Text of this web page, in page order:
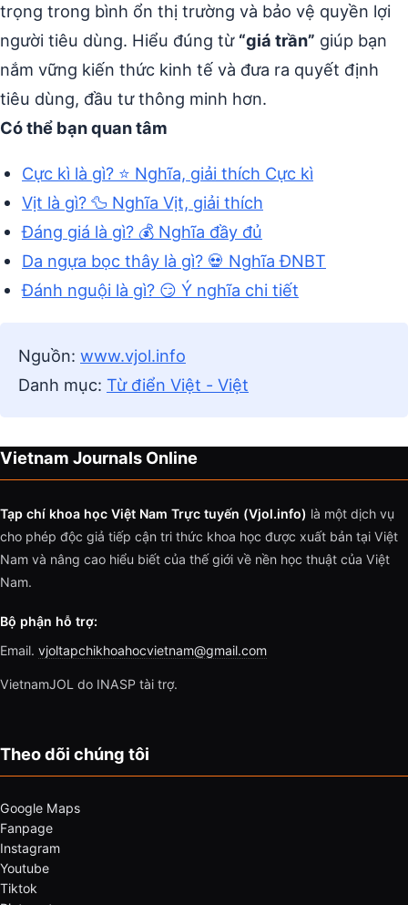
trọng trong bình ổn thị trường và bảo vệ quyền lợi
người tiêu dùng. Hiểu đúng từ “giá trần” giúp bạn
nắm vững kiến thức kinh tế và đưa ra quyết định
tiêu dùng, đầu tư thông minh hơn.
Có thể bạn quan tâm
Cực kì là gì? ⭐ Nghĩa, giải thích Cực kì
Vịt là gì? 🦆 Nghĩa Vịt, giải thích
Đáng giá là gì? 💰 Nghĩa đầy đủ
Da ngựa bọc thây là gì? 💀 Nghĩa ĐNBT
Đánh nguội là gì? 😏 Ý nghĩa chi tiết
Nguồn: www.vjol.info
Danh mục: Từ điển Việt - Việt
Vietnam Journals Online
Tạp chí khoa học Việt Nam Trực tuyến (Vjol.info) là một dịch vụ
cho phép độc giả tiếp cận tri thức khoa học được xuất bản tại Việt
Nam và nâng cao hiểu biết của thế giới về nền học thuật của Việt
Nam.
Bộ phận hỗ trợ:
Email. vjoltapchikhoahocvietnam@gmail.com
VietnamJOL do INASP tài trợ.
Theo dõi chúng tôi
Google Maps
Fanpage
Instagram
Youtube
Tiktok